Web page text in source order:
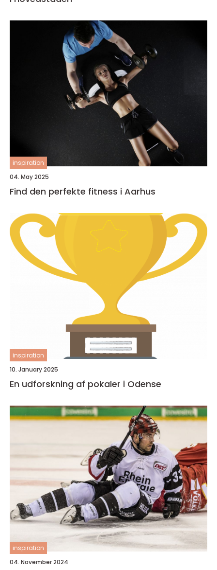
inspiration
04. May 2025
Find den perfekte fitness i Aarhus
inspiration
10. January 2025
En udforskning af pokaler i Odense
inspiration
04. November 2024